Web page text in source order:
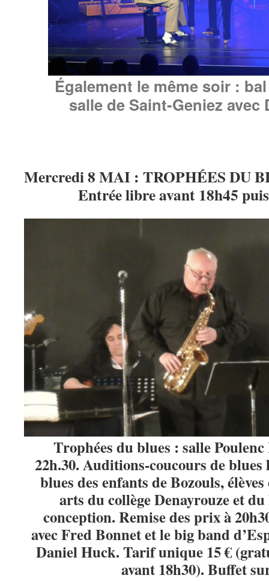
Également le même soir :
salle de Saint-Geniez avec
Mercredi 8 MAI : TROPHÉES DU
Entrée libre avant 18h45
Trophées du blues : salle
22h.30. Auditions-coucours de
blues des enfants de Bozouls,
arts du collège Denayrouze et
conception. Remise des prix à
avec Fred Bonnet et le big band
Daniel Huck. Tarif unique 15 €
avant 18h30). Buffet